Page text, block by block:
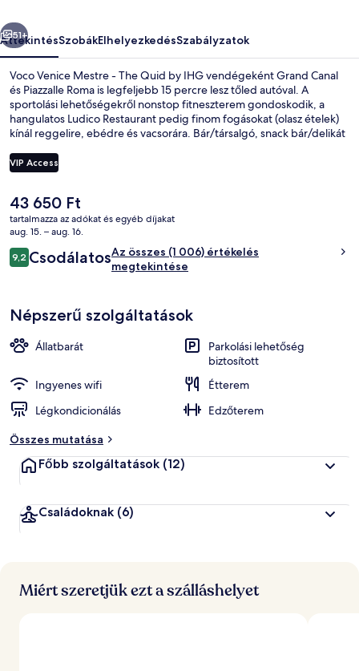
IHG
képgalériája
Következő
51+
ÁttekintésSzobákElhelyezkedésSzabályzatok
Voco Venice Mestre - The Quid by IHG vendégeként Grand Canal
és Piazzalle Roma is legfeljebb 15 percre lesz tőled autóval. A
sportolási lehetőségekről nonstop fitneszterem gondoskodik, a
hangulatos Ludico Restaurant pedig finom fogásokat (olasz ételek)
kínál reggelire, ebédre és vacsorára. Bár/társalgó, snack bár/delikát
tartják a hely következó jellemzőit: segítőkész személyzet.
VIP Access
A
jelenlegi
ár
43 650 Ft
tartalmazza az adókat és egyéb díjakat
aug. 15. – aug. 16.
Értékelések
9,29,2 ennyiből: 10
CsodálatosAz összes (1 006) értékelés
megtekintése
Népszerű szolgáltatások
Állatbarát
Parkolási lehetőség
biztosított
Ingyenes wifi
Étterem
Légkondicionálás
Edzőterem
Összes mutatása
Főbb szolgáltatások (12)
Családoknak (6)
Miért szeretjük ezt a szálláshelyet